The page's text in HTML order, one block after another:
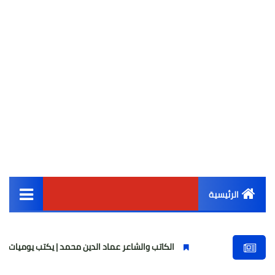
الرئيسية
أخبار مصر
الكاتب والشاعر عماد الدين محمد | يكتب يوميات شاعر وقصيدة